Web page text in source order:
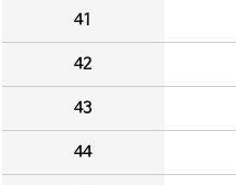
41
42
43
44